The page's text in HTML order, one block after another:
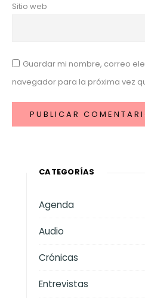
Sitio web
Guardar mi nombre, correo
navegador para la próxima vez
CATEGORÍAS
Agenda
Audio
Crónicas
Entrevistas